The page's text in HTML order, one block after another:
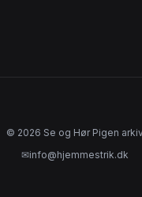
© 2026 Se og Hør Pigen
✉info@hjemmestrik.dk